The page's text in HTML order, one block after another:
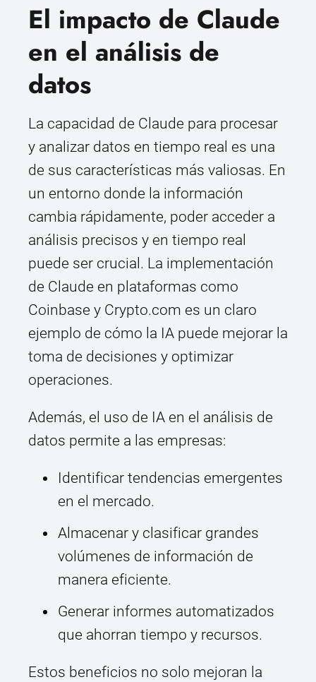
El impacto de Claude
en el análisis de
datos
La capacidad de Claude para procesar
y analizar datos en tiempo real es una
de sus características más valiosas. En
un entorno donde la información
cambia rápidamente, poder acceder a
análisis precisos y en tiempo real
puede ser crucial. La implementación
de Claude en plataformas como
Coinbase y Crypto.com es un claro
ejemplo de cómo la IA puede mejorar la
toma de decisiones y optimizar
operaciones.
Además, el uso de IA en el análisis de
datos permite a las empresas:
Identificar tendencias emergentes
en el mercado.
Almacenar y clasificar grandes
volúmenes de información de
manera eficiente.
Generar informes automatizados
que ahorran tiempo y recursos.
Estos beneficios no solo mejoran la